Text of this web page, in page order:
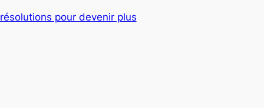
pour devenir plus